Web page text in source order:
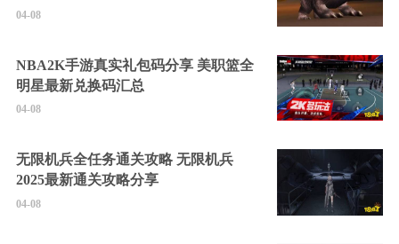
04-08
NBA2K手游真实礼包码分享 美职篮全
明星最新兑换码汇总
04-08
无限机兵全任务通关攻略 无限机兵
2025最新通关攻略分享
04-08